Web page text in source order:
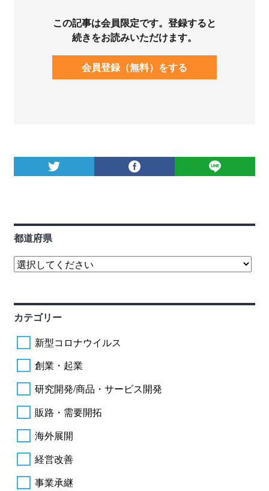
この記事は会員限定です。登録すると
続きをお読みいただけます。
会員登録（無料）をする
都道府県
カテゴリー
新型コロナウイルス
創業・起業
研究開発/商品・サービス開発
販路・需要開拓
海外展開
経営改善
事業承継